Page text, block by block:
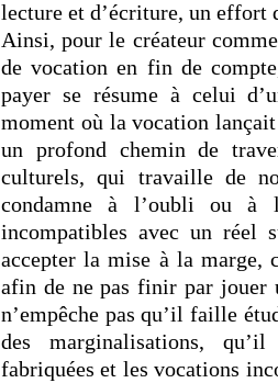
lecture et d’écriture, un effort
Ainsi, pour le créateur
de vocation en fin de
payer se résume à celui
moment où la vocation
un profond chemin de
culturels, qui travaille de
condamne à l’oubli ou à
incompatibles avec un réel
accepter la mise à la marge,
afin de ne pas finir par jouer
n’empêche pas qu’il faille
des marginalisations,
fabriquées et les vocations